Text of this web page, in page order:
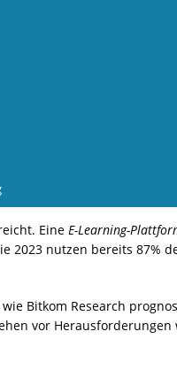
Eine E-Learning-
2023 nutzen bereits 87%
Bitkom Research
vor